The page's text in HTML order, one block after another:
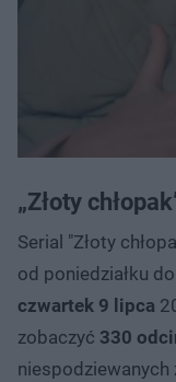
„Złoty
Serial "Złoty
od poniedziałku
czwartek 9 lipca
zobaczyć 330